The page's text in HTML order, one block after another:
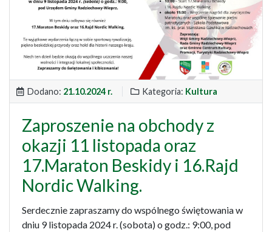
Dodano: 21.10.2024 r. Kategoria: Kultura
Zaproszenie na obchody z
okazji 11 listopada oraz
17.Maraton Beskidy i 16.Rajd
Nordic Walking.
Serdecznie zapraszamy do wspólnego świętowania w
dniu 9 listopada 2024 r. (sobota) o godz.: 9:00, pod